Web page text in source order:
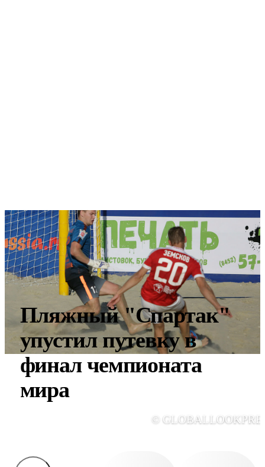
Пляжный "Спартак"
упустил путевку в
финал чемпионата
мира
©